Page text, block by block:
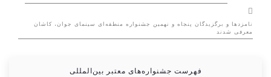
نامزدها و برگزیدگان پنجاه و نهمین جشنواره منطقه‌ای سینمای جوان، کاشان
معرفی شدند
فهرست جشنواره‌های معتبر بین‌المللی